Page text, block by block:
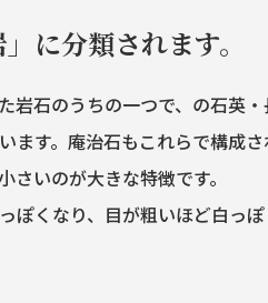
に分類されます。
岩石のうちの一つで、の石英・
ます。庵治石もこれらで構成
さいのが大きな特徴です。
ぽくなり、目が粗いほど白っぽ